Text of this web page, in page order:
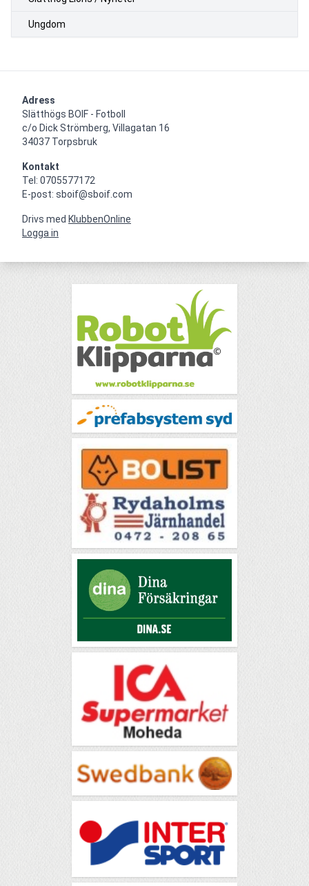
Ungdom
Adress
Slätthögs BOIF - Fotboll
c/o Dick Strömberg, Villagatan 16
34037 Torpsbruk
Kontakt
Tel: 0705577172
E-post: sboif@sboif.com
Drivs med KlubbenOnline
Logga in